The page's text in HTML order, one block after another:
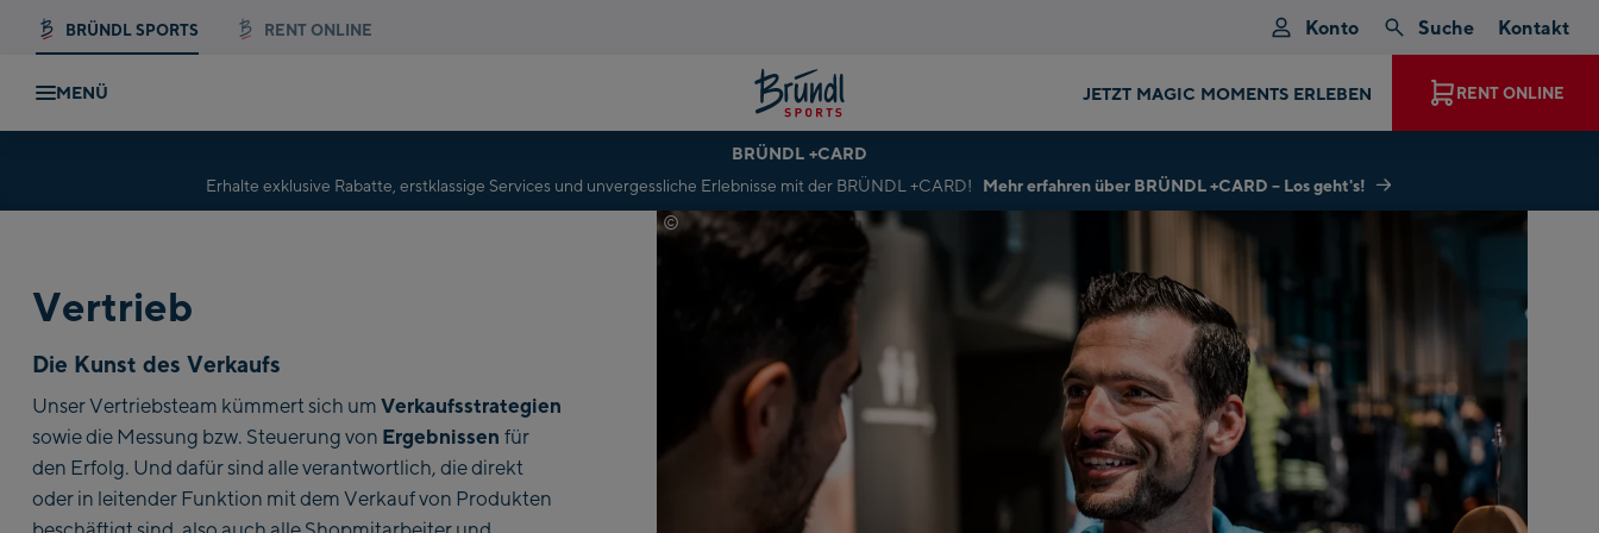
BRÜNDL SPORTS RENT ONLINE Konto Suche Kontakt
MENÜ JETZT MAGIC MOMENTS ERLEBEN RENT ONLINE
BRÜNDL +CARD
Erhalte exklusive Rabatte, erstklassige Services und unvergessliche Erlebnisse mit der BRÜNDL +CARD!
Mehr erfahren über BRÜNDL +CARD – Los geht's!
Vertrieb
Die Kunst des Verkaufs
Unser Vertriebsteam kümmert sich um Verkaufsstrategien
sowie die Messung bzw. Steuerung von Ergebnissen für
den Erfolg. Und dafür sind alle verantwortlich, die direkt
oder in leitender Funktion mit dem Verkauf von Produkten
© Mathaeus Gartner